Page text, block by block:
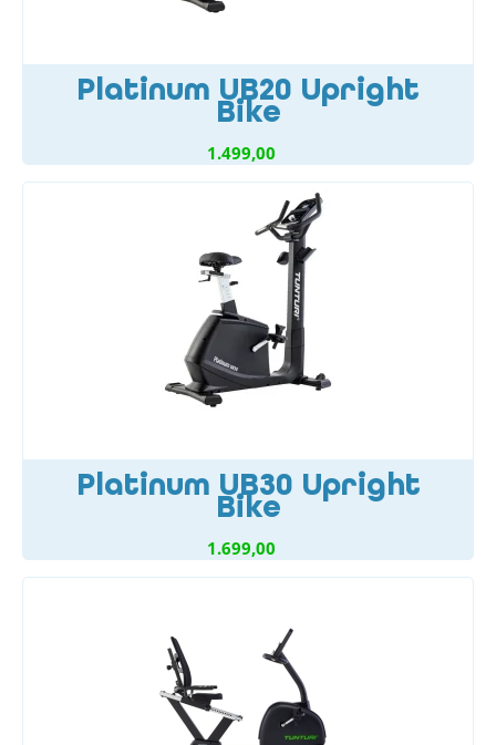
Platinum UB20 Upright
Bike
1.499,00
Platinum UB30 Upright
Bike
1.699,00